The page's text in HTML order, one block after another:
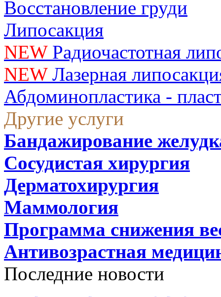
Восстановление груди
Липосакция
NEWРадиочастотная
NEWЛазерная
Абдоминопластика -
Другие услуги
Бандажирование
Сосудистая хирургия
Дерматохирургия
Маммология
Программа снижения
Антивозрастная
Последние новости